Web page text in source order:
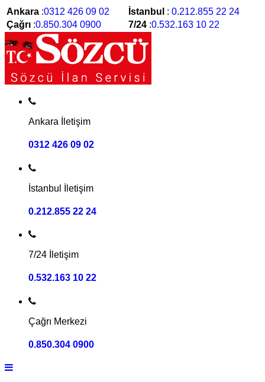
Ankara :0312 426 09 02 İstanbul : 0.212.855 22 24
Çağrı :0.850.304 0900 7/24 :0.532.163 10 22
Ankara İletişim
0312 426 09 02
İstanbul İletişim
0.212.855 22 24
7/24 İletişim
0.532.163 10 22
Çağrı Merkezi
0.850.304 0900